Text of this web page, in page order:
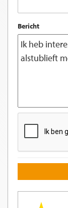
Bericht